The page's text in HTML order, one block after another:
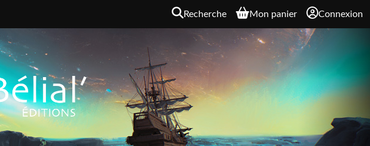
Recherche Mon panier Connexion